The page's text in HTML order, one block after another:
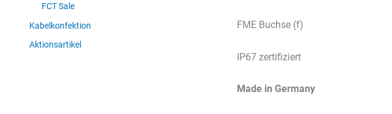
FCT Sale
Kabelkonfektion
Aktionsartikel
FME Buchse (f)
IP67 zertifiziert
Made in Germany